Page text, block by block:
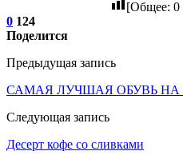
[Общее: 0
0 124
Поделится
Предыдущая запись
САМАЯ ЛУЧШАЯ ОБУВЬ НА
Следующая запись
Десерт кофе со сливками